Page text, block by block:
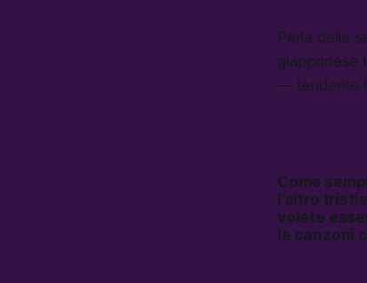
Perla della
giapponese
— tendente
Come
l’altro
volete
le canzoni